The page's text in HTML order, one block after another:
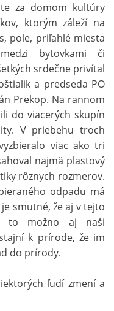
za domom kultúry
ktorým záleží na
pole, priľahlé miesta
bytovkami či
srdečne privítal
a predseda PO
Prekop. Na rannom
do viacerých skupín
V priebehu troch
viac ako tri
najmä plastový
rôznych rozmerov.
odpadu má
smutné, že aj v tejto
to možno aj naši
k prírode, že im
do prírody.
ľudí zmení a